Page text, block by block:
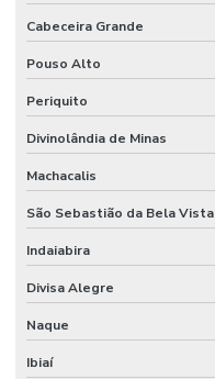
Cabeceira Grande
Pouso Alto
Periquito
Divinolândia de Minas
Machacalis
São Sebastião da Bela Vista
Indaiabira
Divisa Alegre
Naque
Ibiaí